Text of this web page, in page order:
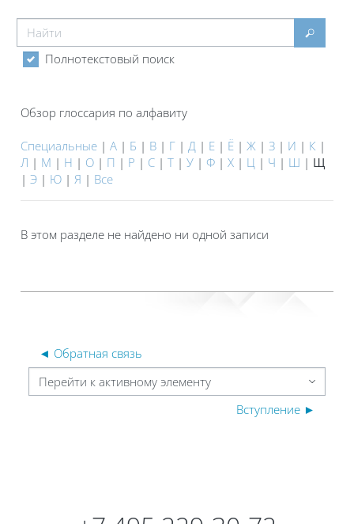
Найти
Найти
Полнотекстовый поиск
Обзор глоссария по алфавиту
Специальные | А | Б | В | Г | Д | Е | Ё | Ж | З | И | К |
Л | М | Н | О | П | Р | С | Т | У | Ф | Х | Ц | Ч | Ш | Щ
| Э | Ю | Я | Все
В этом разделе не найдено ни одной записи
◄ Обратная связь
Перейти к активному элементу
Вступление ►